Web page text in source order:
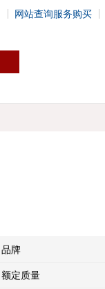
网站查询服务购买
品牌
额定质量